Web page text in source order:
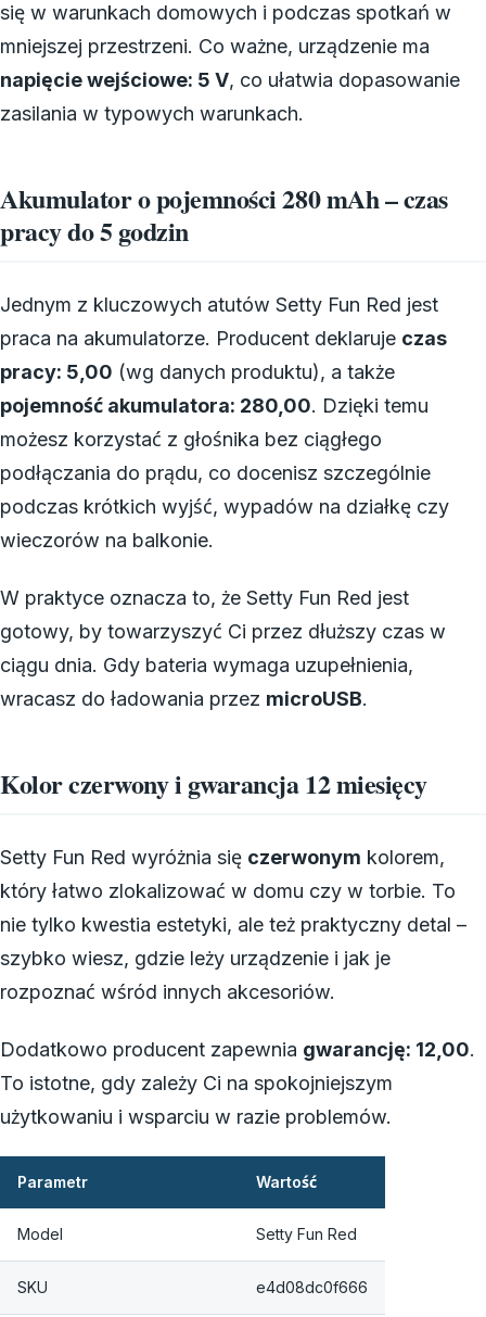
się w warunkach domowych i podczas spotkań w
mniejszej przestrzeni. Co ważne, urządzenie ma
napięcie wejściowe: 5 V, co ułatwia dopasowanie
zasilania w typowych warunkach.
Akumulator o pojemności 280 mAh – czas
pracy do 5 godzin
Jednym z kluczowych atutów Setty Fun Red jest
praca na akumulatorze. Producent deklaruje czas
pracy: 5,00 (wg danych produktu), a także
pojemność akumulatora: 280,00. Dzięki temu
możesz korzystać z głośnika bez ciągłego
podłączania do prądu, co docenisz szczególnie
podczas krótkich wyjść, wypadów na działkę czy
wieczorów na balkonie.
W praktyce oznacza to, że Setty Fun Red jest
gotowy, by towarzyszyć Ci przez dłuższy czas w
ciągu dnia. Gdy bateria wymaga uzupełnienia,
wracasz do ładowania przez microUSB.
Kolor czerwony i gwarancja 12 miesięcy
Setty Fun Red wyróżnia się czerwonym kolorem,
który łatwo zlokalizować w domu czy w torbie. To
nie tylko kwestia estetyki, ale też praktyczny detal –
szybko wiesz, gdzie leży urządzenie i jak je
rozpoznać wśród innych akcesoriów.
Dodatkowo producent zapewnia gwarancję: 12,00.
To istotne, gdy zależy Ci na spokojniejszym
użytkowaniu i wsparciu w razie problemów.
Parametr Wartość
Model Setty Fun Red
SKU e4d08dc0f666